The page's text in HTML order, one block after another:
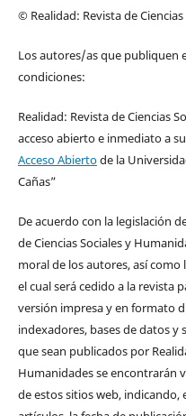
© Realidad: Revista de
Los autores/as que publiquen
condiciones:
Realidad: Revista de Ciencias
acceso abierto e inmediato a
Acceso Abiertode la
Cañas”
De acuerdo con la legislación
de Ciencias Sociales y
moral de los autores, así
el cual será cedido a la revista
versión impresa y en formato
indexadores, bases de datos y
que sean publicados por
Humanidades se encontrarán
de estos sitios web, indicando,